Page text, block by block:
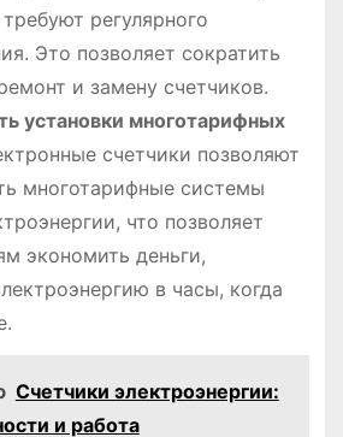
регулярного
Это позволяет сократить
и замену счетчиков.
установки многотарифных
счетчики позволяют
многотарифные системы
что позволяет
экономить деньги,
в часы, когда
Счетчики электроэнергии:
и работа